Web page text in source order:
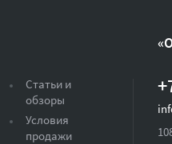
Статьи и
обзоры
Условия
продажи